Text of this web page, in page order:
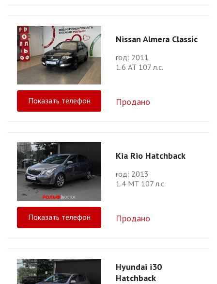
Nissan Almera Classic
год: 2011
1.6 АТ 107 л.с.
Показать телефон Продано
Kia Rio Hatchback
год: 2013
1.4 МТ 107 л.с.
Показать телефон Продано
Hyundai i30
Hatchback